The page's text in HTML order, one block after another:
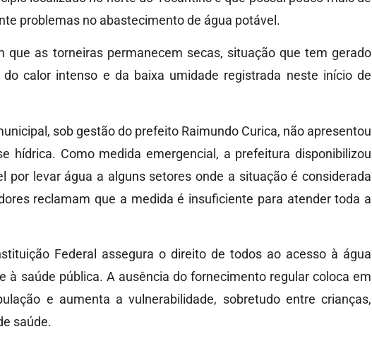
problemas no abastecimento de água potável.
que as torneiras permanecem secas, situação que tem gerado
calor intenso e da baixa umidade registrada neste início de
sob gestão do prefeito Raimundo Curica, não apresentou
hídrica. Como medida emergencial, a prefeitura disponibilizou
por levar água a alguns setores onde a situação é considerada
reclamam que a medida é insuficiente para atender toda a
Federal assegura o direito de todos ao acesso à água
à saúde pública. A ausência do fornecimento regular coloca em
e aumenta a vulnerabilidade, sobretudo entre crianças,
saúde.